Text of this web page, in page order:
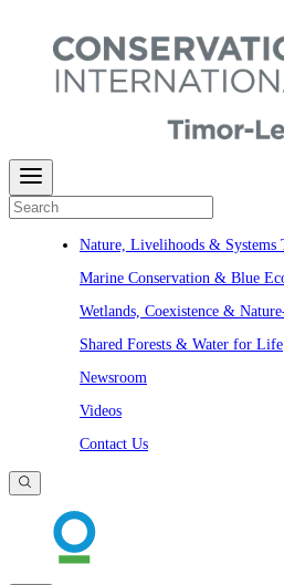
Nature, Livelihoods & Systems Transformation​​​​‌
Marine Conservation & Blue
Wetlands, Coexistence &
Shared Forests & Water for Life
Newsroom
Videos
Contact Us